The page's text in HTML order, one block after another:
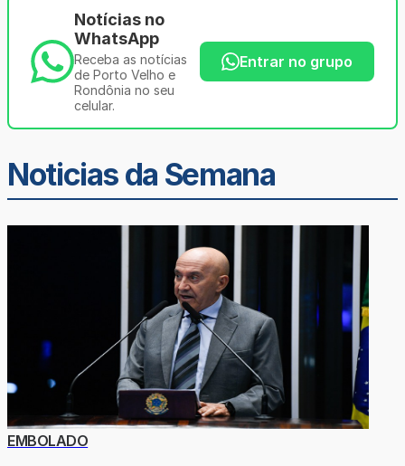
Notícias no
WhatsApp
Receba as notícias
de Porto Velho e
Rondônia no seu
celular.
Entrar no grupo
Noticias da Semana
EMBOLADO